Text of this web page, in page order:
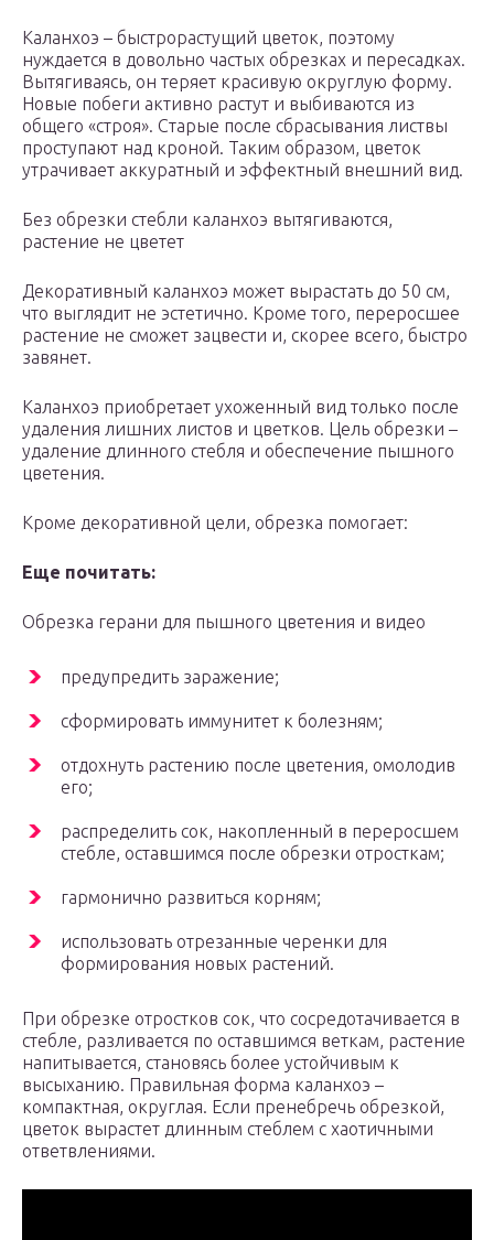
Каланхоэ – быстрорастущий цветок, поэтому
нуждается в довольно частых обрезках и пересадках.
Вытягиваясь, он теряет красивую округлую форму.
Новые побеги активно растут и выбиваются из
общего «строя». Старые после сбрасывания листвы
проступают над кроной. Таким образом, цветок
утрачивает аккуратный и эффектный внешний вид.
Без обрезки стебли каланхоэ вытягиваются,
растение не цветет
Декоративный каланхоэ может вырастать до 50 см,
что выглядит не эстетично. Кроме того, переросшее
растение не сможет зацвести и, скорее всего, быстро
завянет.
Каланхоэ приобретает ухоженный вид только после
удаления лишних листов и цветков. Цель обрезки –
удаление длинного стебля и обеспечение пышного
цветения.
Кроме декоративной цели, обрезка помогает:
Еще почитать:
Обрезка герани для пышного цветения и видео
предупредить заражение;
сформировать иммунитет к болезням;
отдохнуть растению после цветения, омолодив
его;
распределить сок, накопленный в переросшем
стебле, оставшимся после обрезки отросткам;
гармонично развиться корням;
использовать отрезанные черенки для
формирования новых растений.
При обрезке отростков сок, что сосредотачивается в
стебле, разливается по оставшимся веткам, растение
напитывается, становясь более устойчивым к
высыханию. Правильная форма каланхоэ –
компактная, округлая. Если пренебречь обрезкой,
цветок вырастет длинным стеблем с хаотичными
ответвлениями.